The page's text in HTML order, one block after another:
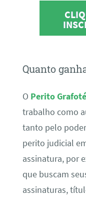
Quanto
O Perito
trabalho como
tanto pelo
perito judicial
assinatura, por
que buscam
assinaturas,